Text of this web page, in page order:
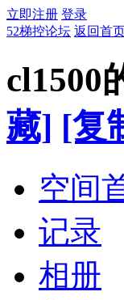
立即注册 登录
52梯控论坛 返回首
cl1500
藏] [复
空间
记录
相册